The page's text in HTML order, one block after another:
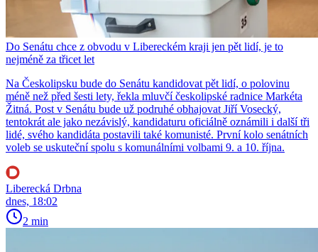
Do Senátu chce z obvodu v Libereckém kraji jen pět lidí, je to
nejméně za třicet let
Na Českolipsku bude do Senátu kandidovat pět lidí, o polovinu
méně než před šesti lety, řekla mluvčí českolipské radnice Markéta
Žitná. Post v Senátu bude už podruhé obhajovat Jiří Vosecký,
tentokrát ale jako nezávislý, kandidaturu oficiálně oznámili i další tři
lidé, svého kandidáta postavili také komunisté. První kolo senátních
voleb se uskuteční spolu s komunálními volbami 9. a 10. října.
Liberecká Drbna
dnes, 18:02
2 min